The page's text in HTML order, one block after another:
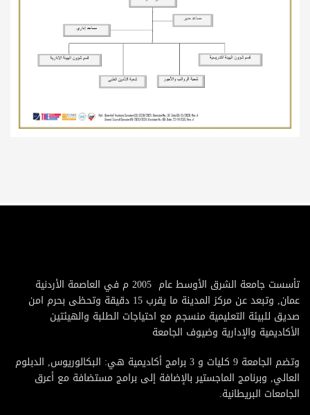
تأسست جامعة الشرق الأوسط عام 2005 م في العاصمة الأردنية
عمان, وتبعد عن مركز المدينة ما يقرب 15 دقيقة وتحظى بحرم امن
صديق للبيئة التعليمية منسجم مع احتياجات الطلبة والهيئتين
الأكاديمية والإدارية وضيوف الجامعة
وتضم الجامعة 9 كليات و 3 برامج أكاديمية هي: البكالوريوس, الدبلوم
العالي, وبرنامج الماجستير بالإضافة إلى برامج مستضافة مع أعرق
الجامعات البريطانية.